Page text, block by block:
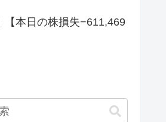
【本日の株損失−611,469